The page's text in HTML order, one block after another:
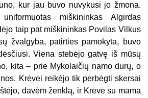
kur jau buvo nuvykusi jo žmona.
miškininkas Algirdas
taip pat miškininkas Povilas Vilkus
žvalgyba, patirties pamokyta, buvo
Viena stebėjo gatvę iš mūsų
kita – prie Mykolaičių namo durų, o
Krėvei reikėjo tik perbėgti skersai
davėm ženklą, ir Krėvė su mama